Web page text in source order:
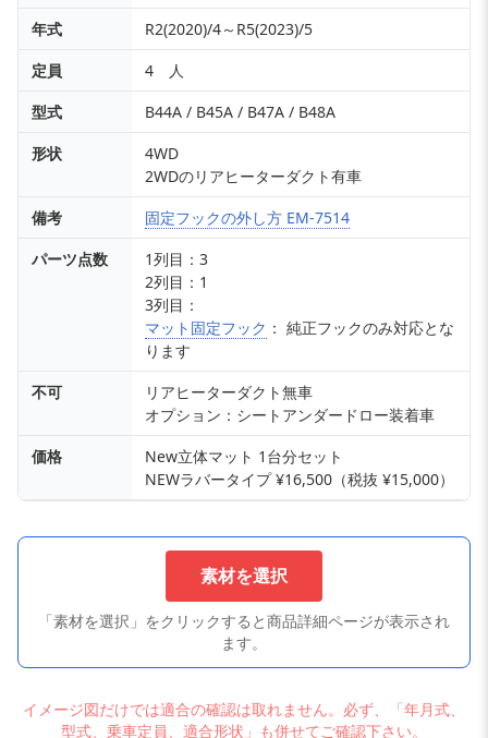
年式
R2(2020)/4～R5(2023)/5
定員
4 人
型式
B44A / B45A / B47A / B48A
形状
4WD
2WDのリアヒーターダクト有車
備考
固定フックの外し方 EM-7514
パーツ点数
1列目：3
2列目：1
3列目：
マット固定フック ： 純正フックのみ対応とな
ります
不可
リアヒーターダクト無車
オプション：シートアンダードロー装着車
価格
New立体マット 1台分セット
NEWラバータイプ ¥16,500（税抜 ¥15,000）
素材を選択
「素材を選択」をクリックすると商品詳細ページが表示され
ます。
イメージ図だけでは適合の確認は取れません。必ず、「年月式、
型式、乗車定員、適合形状」も併せてご確認下さい。